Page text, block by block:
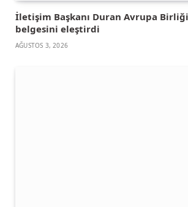
İletişim Başkanı Duran Avrupa
belgesini eleştirdi
AĞUSTOS 3, 2026